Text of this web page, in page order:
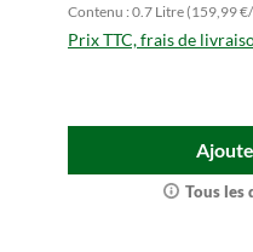
Contenu : 0.7 Litre (159,99
Prix TTC, frais de
Tous les